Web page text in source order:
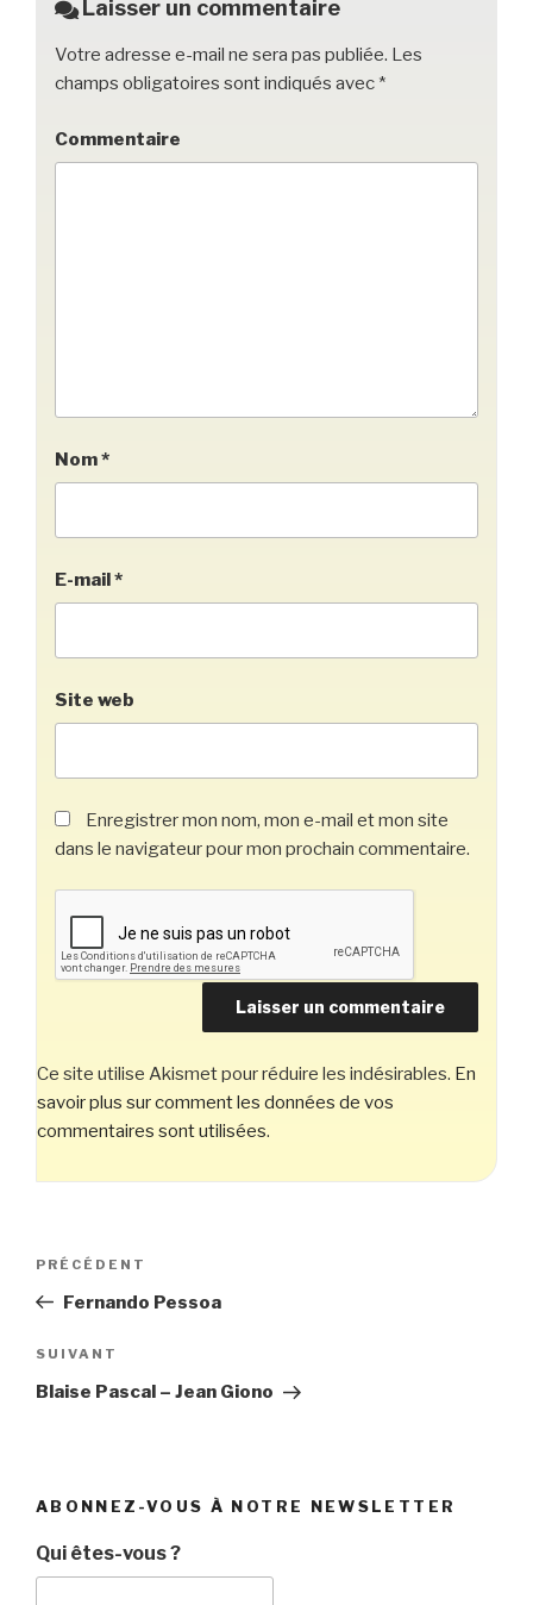
k
Laisser un commentaire
Votre adresse e-mail ne sera pas publiée. Les
champs obligatoires sont indiqués avec *
Commentaire
Nom*
E-mail*
Site web
Enregistrer mon nom, mon e-mail et mon site
dans le navigateur pour mon prochain commentaire.
Ce site utilise Akismet pour réduire les indésirables. En
savoir plus sur comment les données de vos
commentaires sont utilisées.
Navigation
l’article
Article
précédent
PRÉCÉDENT
Fernando Pessoa
Article
suivant
SUIVANT
Blaise Pascal – Jean Giono
ABONNEZ-VOUS À NOTRE NEWSLETTER
Qui êtes-vous ?